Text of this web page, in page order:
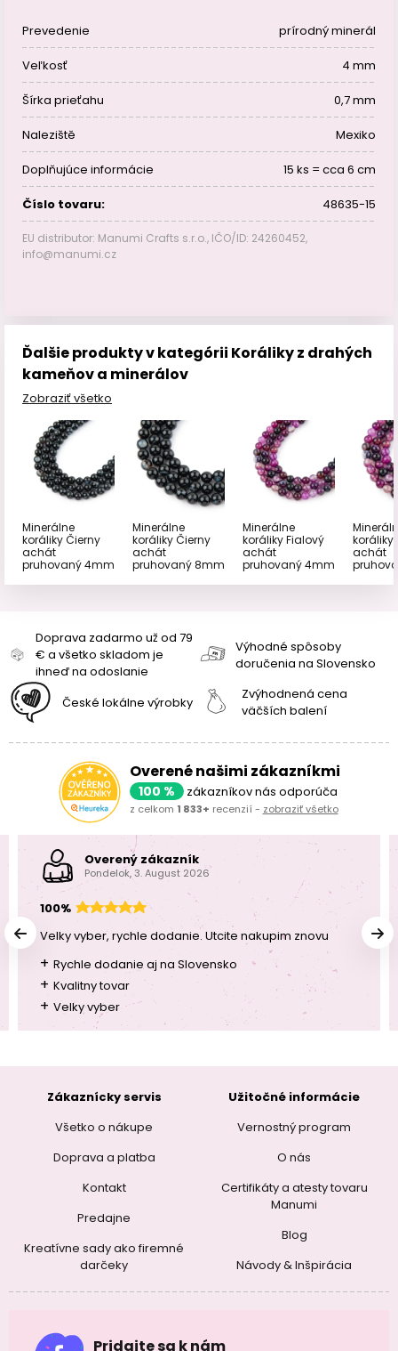
Prevedenie prírodný minerál
Veľkosť 4 mm
Šírka prieťahu 0,7 mm
Naleziště Mexiko
Doplňujúce informácie 15 ks = cca 6 cm
Číslo tovaru: 48635-15
EU distributor: Manumi Crafts s.r.o., IČO/ID: 24260452,
info@manumi.cz
Ďalšie produkty v kategórii Koráliky z drahých
kameňov a minerálov
Zobraziť všetko
Minerálne
koráliky Čierny
achát
pruhovaný 4mm
Minerálne
koráliky Čierny
achát
pruhovaný 8mm
Minerálne
koráliky Fialový
achát
pruhovaný 4mm
koráliky
achát
Doprava zadarmo už od 79
€ a všetko skladom je
ihneď na odoslanie
Výhodné spôsoby
doručenia na Slovensko
České lokálne výrobky
Zvýhodnená cena
väčších balení
Overené našimi zákazníkmi
100 % zákazníkov nás odporúča
z celkom 1 833+ recenzií - zobraziť všetko
Overený zákazník
Pondelok, 3. August 2026
100%
Velky vyber, rychle dodanie. Utcite nakupim znovu
+ Rychle dodanie aj na Slovensko
+ Kvalitny tovar
+ Velky vyber
Zákaznícky servis
Všetko o nákupe
Doprava a platba
Kontakt
Predajne
Kreatívne sady ako firemné
darčeky
Užitočné informácie
Vernostný program
O nás
Certifikáty a atesty tovaru
Manumi
Blog
Návody & Inšpirácia
Pridajte sa k nám